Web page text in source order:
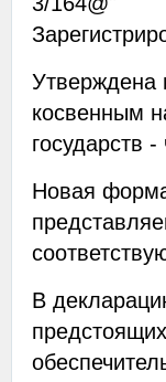
Утверждена
косвенным
государств
Новая
В